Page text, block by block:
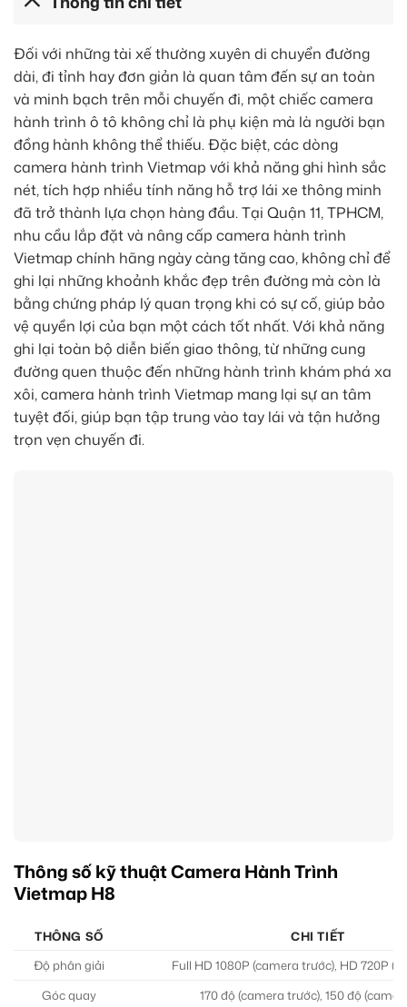
Đối với những tài xế thường xuyên di chuyển đường
dài, đi tỉnh hay đơn giản là quan tâm đến sự an toàn
và minh bạch trên mỗi chuyến đi, một chiếc camera
hành trình ô tô không chỉ là phụ kiện mà là người bạn
đồng hành không thể thiếu. Đặc biệt, các dòng
camera hành trình Vietmap với khả năng ghi hình sắc
nét, tích hợp nhiều tính năng hỗ trợ lái xe thông minh
đã trở thành lựa chọn hàng đầu. Tại Quận 11, TPHCM,
nhu cầu lắp đặt và nâng cấp camera hành trình
Vietmap chính hãng ngày càng tăng cao, không chỉ để
ghi lại những khoảnh khắc đẹp trên đường mà còn là
bằng chứng pháp lý quan trọng khi có sự cố, giúp bảo
vệ quyền lợi của bạn một cách tốt nhất. Với khả năng
ghi lại toàn bộ diễn biến giao thông, từ những cung
đường quen thuộc đến những hành trình khám phá xa
xôi, camera hành trình Vietmap mang lại sự an tâm
tuyệt đối, giúp bạn tập trung vào tay lái và tận hưởng
trọn vẹn chuyến đi.
Thông số kỹ thuật Camera Hành Trình
Vietmap H8
THÔNG SỐ
CHI TIẾT
Độ phân giải
Full HD 1080P (camera trước), HD 720P
Góc quay
170 độ (camera trước), 150 độ